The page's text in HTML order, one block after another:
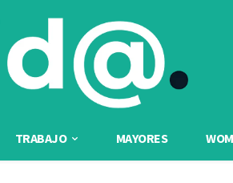
TRABAJO MAYORES